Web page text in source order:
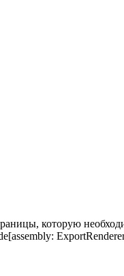
которую